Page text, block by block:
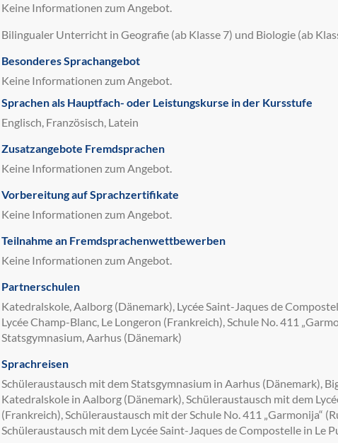
Keine Informationen zum Angebot.
Bilingualer Unterricht in Geografie (ab Klasse 7) und Biologie (ab
Besonderes Sprachangebot
Keine Informationen zum Angebot.
Sprachen als Hauptfach- oder Leistungskurse in der Kursstufe
Englisch, Französisch, Latein
Zusatzangebote Fremdsprachen
Keine Informationen zum Angebot.
Vorbereitung auf Sprachzertifikate
Keine Informationen zum Angebot.
Teilnahme an Fremdsprachenwettbewerben
Keine Informationen zum Angebot.
Partnerschulen
Katedralskole, Aalborg (Dänemark), Lycée Saint-Jaques de
Lycée Champ-Blanc, Le Longeron (Frankreich), Schule No. 411
Statsgymnasium, Aarhus (Dänemark)
Sprachreisen
Schüleraustausch mit dem Statsgymnasium in Aarhus (Dänemark),
Katedralskole in Aalborg (Dänemark), Schüleraustausch mit dem
(Frankreich), Schüleraustausch mit der Schule No. 411 „Garmonija“
Schüleraustausch mit dem Lycée Saint-Jaques de Compostelle in Le